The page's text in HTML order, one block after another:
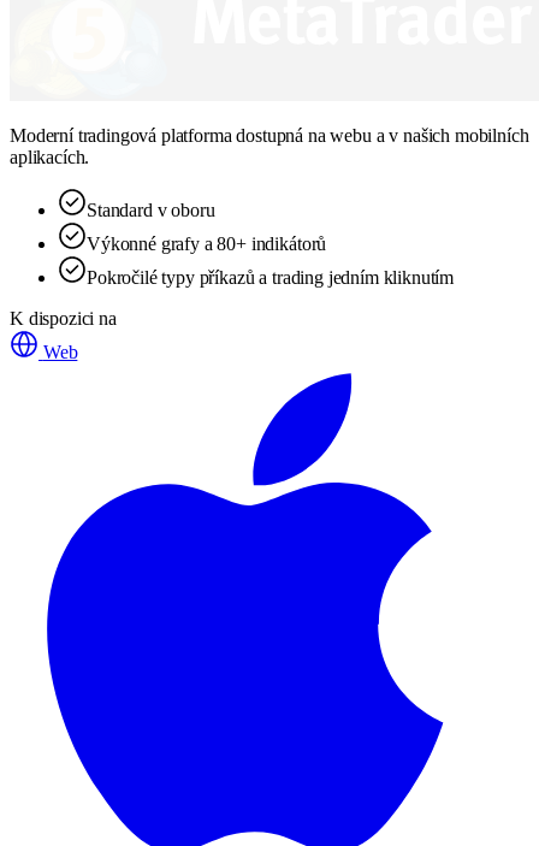
Moderní tradingová platforma dostupná na webu a v našich mobilních
aplikacích.
Standard v oboru
Výkonné grafy a 80+ indikátorů
Pokročilé typy příkazů a trading jedním kliknutím
K dispozici na
Web